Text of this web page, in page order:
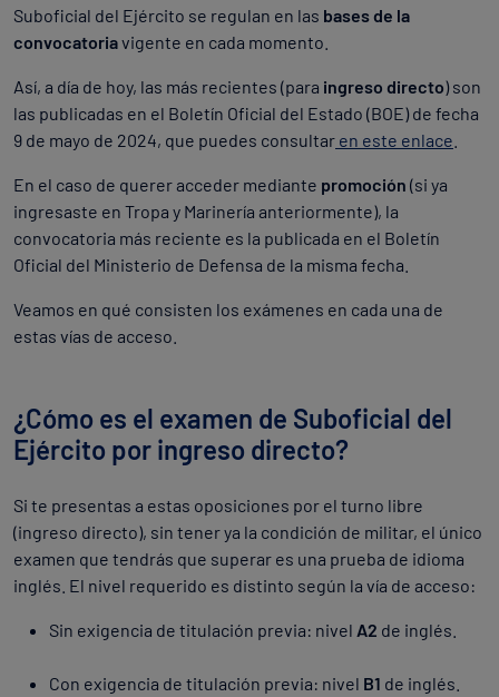
Suboficial del Ejército se regulan en las bases de la
convocatoriavigente en cada momento.
Así, a día de hoy, las más recientes (para ingreso directo) son
las publicadas en el Boletín Oficial del Estado (BOE) de fecha
9 de mayo de 2024, que puedes consultar en este enlace
En el caso de querer acceder mediante promoción (si ya
ingresaste en Tropa y Marinería anteriormente), la
convocatoria más reciente es la publicada en el Boletín
Oficial del Ministerio de Defensa de la misma fecha.
Veamos en qué consisten los exámenes en cada una de
estas vías de acceso.
¿Cómo es el examen de Suboficial del
Ejército por ingreso directo?
Si te presentas a estas oposiciones por el turno libre
(ingreso directo), sin tener ya la condición de militar, el único
examen que tendrás que superar es una prueba de idioma
inglés. El nivel requerido es distinto según la vía de acceso:
Sin exigencia de titulación previa: nivel A2 de inglés.
Con exigencia de titulación previa: nivel B1 de inglés.